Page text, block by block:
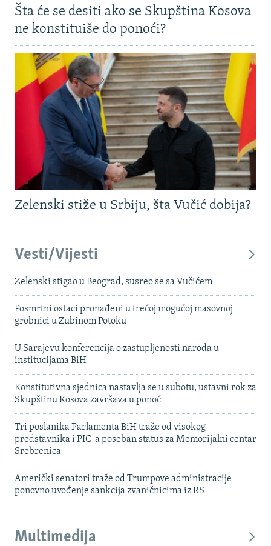
Šta će se desiti ako se Skupština Kosova
ne konstituiše do ponoći?
Zelenski stiže u Srbiju, šta Vučić dobija?
Vesti/Vijesti
Zelenski stigao u Beograd, susreo se sa Vučićem
Posmrtni ostaci pronađeni u trećoj mogućoj masovnoj
grobnici u Zubinom Potoku
U Sarajevu konferencija o zastupljenosti naroda u
institucijama BiH
Konstitutivna sjednica nastavlja se u subotu, ustavni rok za
Skupštinu Kosova završava u ponoć
Tri poslanika Parlamenta BiH traže od visokog
predstavnika i PIC-a poseban status za Memorijalni centar
Srebrenica
Američki senatori traže od Trumpove administracije
ponovno uvođenje sankcija zvaničnicima iz RS
Multimedija